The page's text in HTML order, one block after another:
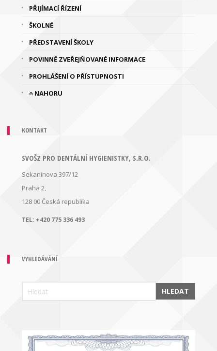
PŘIJÍMACÍ ŘÍZENÍ
ŠKOLNÉ
PŘEDSTAVENÍ ŠKOLY
POVINNĚ ZVEŘEJŇOVANÉ INFORMACE
PROHLÁŠENÍ O PŘÍSTUPNOSTI
NAHORU
KONTAKT
SVOŠZ PRO DENTÁLNÍ HYGIENISTKY, S.R.O.
Sekaninova 397/12
Praha 2,
128 00 Česká republika
TEL: +420 775 336 493
VYHLEDÁVÁNÍ
HLEDAT